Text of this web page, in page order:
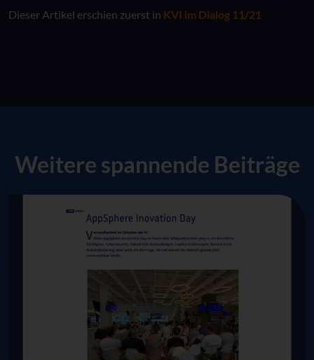
Dieser Artikel erschien zuerst in KVI im Dialog 11/21
Weitere spannende Beiträge